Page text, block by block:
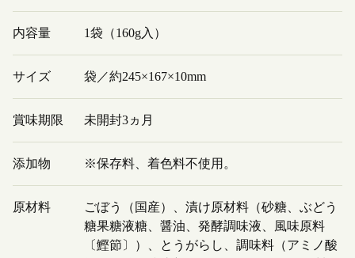
内容量 1袋（160g入）
サイズ 袋／約245×167×10mm
賞味期限 未開封3ヵ月
添加物 ※保存料、着色料不使用。
原材料
ごぼう（国産）、漬け原材料（砂糖、ぶどう
糖果糖液糖、醤油、発酵調味液、風味原料
〔鰹節〕）、とうがらし、調味料（アミノ酸